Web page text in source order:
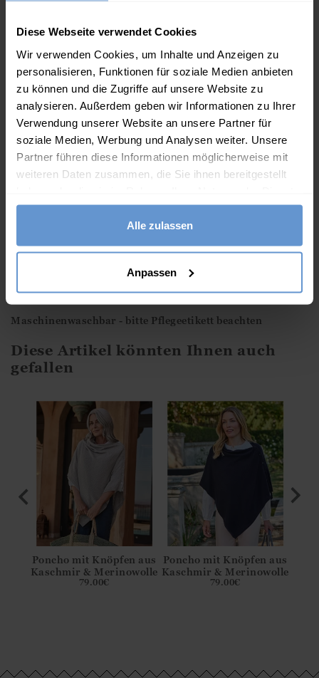
Diese Webseite verwendet Cookies
Wir verwenden Cookies, um Inhalte und Anzeigen zu
personalisieren, Funktionen für soziale Medien anbieten
zu können und die Zugriffe auf unsere Website zu
analysieren. Außerdem geben wir Informationen zu Ihrer
Verwendung unserer Website an unsere Partner für
soziale Medien, Werbung und Analysen weiter. Unsere
Partner führen diese Informationen möglicherweise mit
weiteren Daten zusammen, die Sie ihnen bereitgestellt
gesammelt haben.
Alle zulassen
Anpassen
Beschreibung
Weich und vielseitig - unser beliebter Knopfponcho kann
auf verschiedene Weise getragen werden. Ideal, um es sich
an einem kühlen Tag gemütlich zu machen.
Eigenschaften
80% Merinowolle und 20% Kaschmir
Einheitsgröße
Vielseitig zu stylen - kann zugeknöpft wie auf dem Bild
oder offen als Schal getragen werden
Maße 59cm x 147cm (ungeknöpft)
Übergroße Passform - für ein lockeres, leichtes
Tragegefühl konzipiert
Maschinenwaschbar - bitte Pflegeetikett beachten
Diese Artikel könnten Ihnen auch
gefallen
Poncho mit Knöpfen aus
Kaschmir & Merinowolle
79.00€
Poncho mit Knöpfen aus
Kaschmir & Merinowolle
79.00€